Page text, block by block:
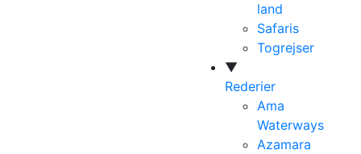
land
Safaris
Togrejser
▼
Rederier
Ama
Waterways
Azamara